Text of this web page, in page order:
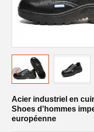
Acier industriel en
Shoes d'hommes
européenne